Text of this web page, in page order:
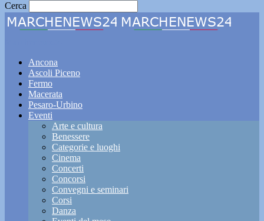
Cerca
Ancona
Ascoli Piceno
Fermo
Macerata
Pesaro-Urbino
Eventi
Arte e cultura
Benessere
Categorie e luoghi
Cinema
Concerti
Concorsi
Convegni e seminari
Corsi
Danza